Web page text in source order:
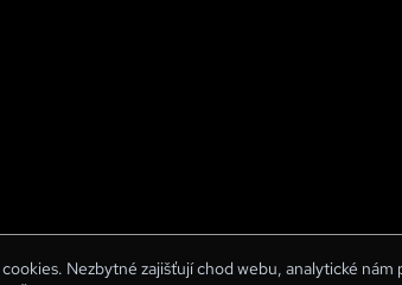
Nezbytné zajišťují chod webu, analytické nám